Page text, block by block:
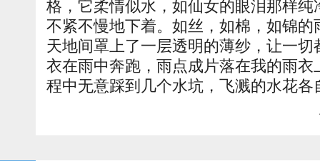
格，它柔情似水，如仙女的眼泪那样
不紧不慢地下着。如丝，如棉，如锦
天地间罩上了一层透明的薄纱，让一
衣在雨中奔跑，雨点成片落在我的雨
程中无意踩到几个水坑，飞溅的水花各